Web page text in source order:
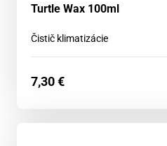
Turtle Wax 100ml
Čistič klimatizácie
7,30€